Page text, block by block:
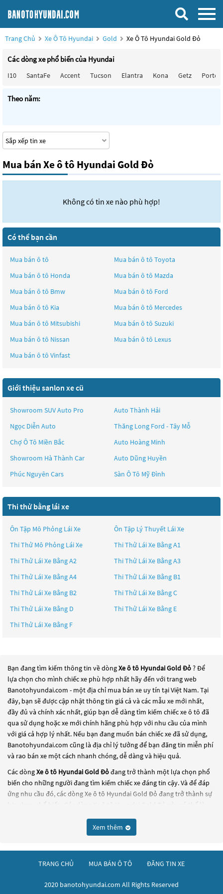
Trang Chủ Xe Ô Tô Hyundai Gold Xe Ô Tô Hyundai Gold Đỏ
Các dòng xe phổ biến của Hyundai
I10 SantaFe Accent Tucson Elantra Kona Getz Porter
Theo năm:
Mua bán Xe ô tô Hyundai Gold Đỏ
Không có tin xe nào phù hợp!
Có thể bạn cần
Mua bán ô tô Mua bán ô tô Toyota
Mua bán ô tô Honda Mua bán ô tô Mazda
Mua bán ô tô Bmw Mua bán ô tô Ford
Mua bán ô tô Kia Mua bán ô tô Mercedes
Mua bán ô tô Mitsubishi Mua bán ô tô Suzuki
Mua bán ô tô Nissan Mua bán ô tô Lexus
Mua bán ô tô Vinfast
Giới thiệu sanlon xe cũ
Showroom SUV Auto Pro
Auto Thành Hải
Ngọc Diễn Auto
Thăng Long Ford - Tây Mỗ
Chợ Ô Tô Miền Bắc
Auto Hoàng Minh
Showroom Hà Thành Car
Auto Dũng Huyền
Phúc Nguyên Cars
Sàn Ô Tô Mỹ Đình
Thi thử bằng lái xe
Ôn Tập Mô Phỏng Lái Xe
Ôn Tập Lý Thuyết Lái Xe
Thi Thử Mô Phỏng Lái Xe
Thi Thử Lái Xe Bằng A1
Thi Thử Lái Xe Bằng A2
Thi Thử Lái Xe Bằng A3
Thi Thử Lái Xe Bằng A4
Thi Thử Lái Xe Bằng B1
Thi Thử Lái Xe Bằng B2
Thi Thử Lái Xe Bằng C
Thi Thử Lái Xe Bằng D
Thi Thử Lái Xe Bằng E
Thi Thử Lái Xe Bằng F
Bạn đang tìm kiếm thông tin về dòngXe ô tô Hyundai Gold Đỏ? Để
lựa chọn cho mình chiếc xe phù hợp nhất hãy đến với trang web
Banotohyundai.com - một địa chỉ mua bán xe uy tín tại Việt Nam. Tại
đây, bạn sẽ được cập nhật thông tin giá cả và các mẫu xe mới nhất,
đầy đủ và chính xác nhất, giúp bạn dễ dàng tìm kiếm chiếc xe ô tô đã
qua sử dụng hoặc xe mới chính hãng phù hợp với nhu cầu của mình
với giá cả hợp lý nhất. Nếu bạn đang muốn bán chiếc xe đã sử dụng,
Banotohyundai.com cũng là địa chỉ lý tưởng để bạn đăng tin miễn phí
và rao bán xe một cách nhanh chóng, dễ dàng và hiệu quả.
Các dòngXe ô tô Hyundai Gold Đỏđang trở thành một lựa chọn phổ
biến cho những người đang tìm kiếm chiếc xe đáng tin cậy. Và để đáp
ứng nhu cầu đó, các dòngXe ô tô Hyundai Gold Đỏ đang trở thành sự
lựa chọn phổ biến. Các dòng
Xe ô tô Hyundai Gold Đỏ
này có thể là
thiết kế hiện đại và công nghệ tiên tiến. Các dòng
này đều được kiểm tra và bảo dưỡng kỹ lưỡng để đảm bảo
chất lượng và hiệu suất tốt nhất. Nếu bạn đang tìm kiếm một chiếc xe,
hãy khám phá các dòng
Xe ô tô Hyundai Gold Đỏnày và chọn cho
Banotohyundai.com.
Xem thêm
TRANG CHỦ MUA BÁN Ô TÔ ĐĂNG TIN XE
2020 banotohyundai.com All Rights Reserved